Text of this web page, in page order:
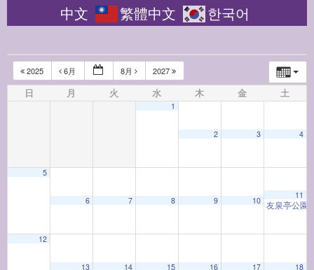
中文
繁體中文 한국어
2025 6月 8月 2027
日 月 火 水 木 金 土
1
2 3 4
5
6 7 8 9 10
11
友泉亭公園
12
13 14 15 16 17 18